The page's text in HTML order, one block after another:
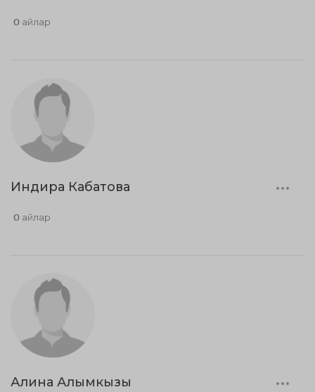
0 айлар
Индира Кабатова
0 айлар
Алина Алымкызы